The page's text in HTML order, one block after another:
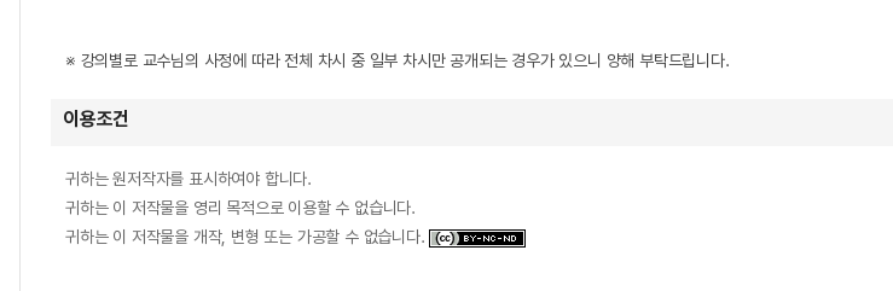
※ 강의별로 교수님의 사정에 따라 전체 차시 중 일부 차시만 공개되는 경우가 있으니 양해 부탁드립니다.
이용조건
귀하는 원저작자를 표시하여야 합니다.
귀하는 이 저작물을 영리 목적으로 이용할 수 없습니다.
귀하는 이 저작물을 개작, 변형 또는 가공할 수 없습니다.